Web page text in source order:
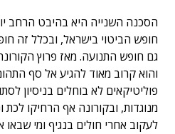
הסכנה השנייה היא בהיבט הרחב
חופש הביטוי בישראל, ובכלל זה
גם חופש התנועה. מאז פרוץ
והוא קרוב מאוד להגיע אל סף
פוליטיקאים לא בוחלים בניסיון
מנוגדות, ובקורונה אף הרחיקו
לעקוב אחרי חולים בנגיף ומי